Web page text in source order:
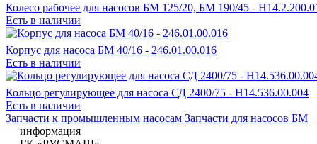
Колесо рабочее для насосов БМ 125/20, БМ 190/45 -
Есть в наличии
Корпус для насоса БМ 40/16 - 246.01.00.016
Есть в наличии
Кольцо регулирующее для насоса СД 2400/75 - Н14.536.00.004
Есть в наличии
Запчасти к промышленным насосам Запчасти для насосов БМ
информация